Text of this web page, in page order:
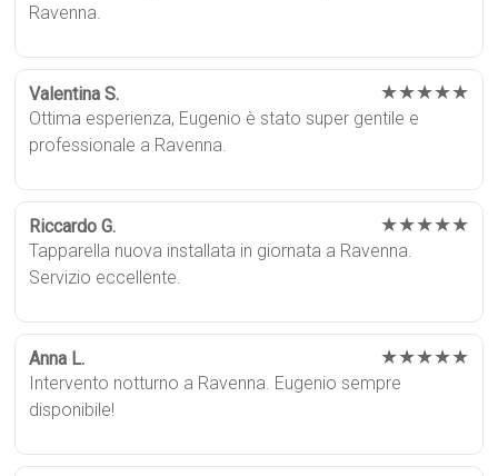
Ravenna.
Valentina S. ★★★★★
Ottima esperienza, Eugenio è stato super gentile e
professionale a Ravenna.
Riccardo G. ★★★★★
Tapparella nuova installata in giornata a Ravenna.
Servizio eccellente.
Anna L. ★★★★★
Intervento notturno a Ravenna. Eugenio sempre
disponibile!